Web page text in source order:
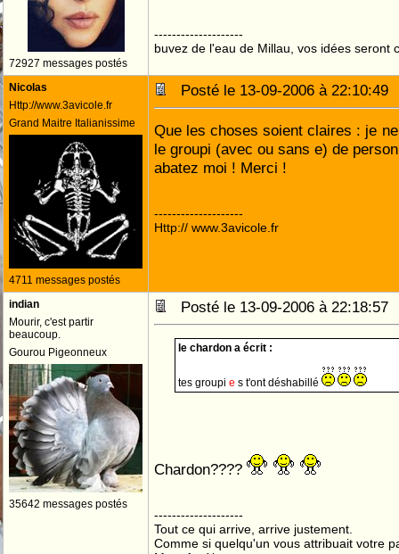
72927 messages postés
--------------------
buvez de l'eau de Millau, vos idées seront
Nicolas
Http://www.3avicole.fr
Grand Maitre Italianissime
4711 messages postés
Posté le 13-09-2006 à
Que les choses soient claires : je
le groupi (avec ou sans e) de
abatez moi ! Merci !
--------------------
Http:// www.3avicole.fr
indian
Mourir, c'est partir
beaucoup.
Gourou Pigeonneux
35642 messages postés
Posté le 13-09-2006 à
le chardon a écrit :
tes groupi e s t'ont déshabillé
Chardon????
--------------------
Tout ce qui arrive, arrive justement.
Comme si quelqu'un vous attribuait votre